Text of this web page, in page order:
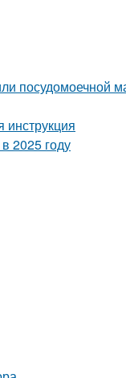
посудомоечной
2025 году